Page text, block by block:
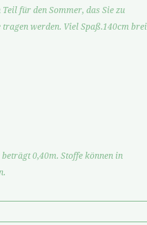
für den Sommer, das Sie zu
tragen werden. Viel Spaß.140cm
0,40m. Stoffe können in